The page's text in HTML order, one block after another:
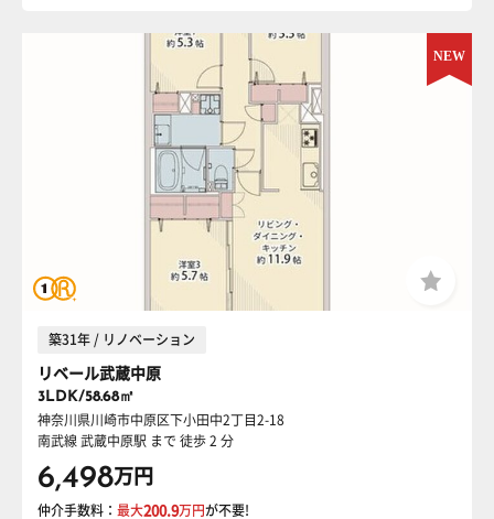
築31年 / リノベーション
リベール武蔵中原
3LDK/58.68㎡
神奈川県川崎市中原区下小田中2丁目2-18
南武線 武蔵中原駅 まで 徒歩 2 分
6,498万円
仲介手数料： 最大200.9万円が不要!